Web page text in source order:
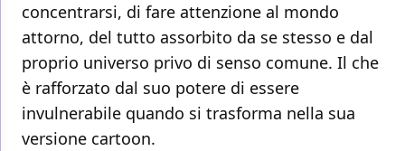
concentrarsi, di fare attenzione al mondo
attorno, del tutto assorbito da se stesso e dal
proprio universo privo di senso comune. Il che
è rafforzato dal suo potere di essere
invulnerabile quando si trasforma nella sua
versione cartoon.